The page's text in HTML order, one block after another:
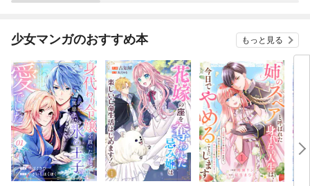
少女マンガのおすすめ本 もっと見る